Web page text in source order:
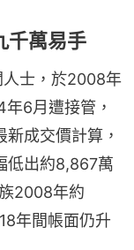
萬易手
人士，於2008年
6月遭接管，
成交價計算，
低出約8,867萬
2008年約
年間帳面仍升